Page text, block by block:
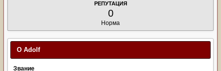
РЕПУТАЦИЯ
0
Норма
О Adolf
Звание